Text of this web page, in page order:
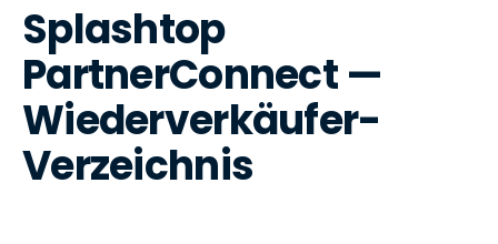
Splashtop
PartnerConnect —
Wiederverkäufer-
Verzeichnis